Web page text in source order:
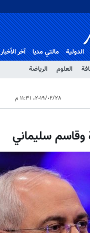
العلوم الرياضة
الدولية مالتي مدیا آخر الأخبار
٢٨‏/٠٢‏/٢٠١٩، ١١:٣١ م
وقاسم سليماني